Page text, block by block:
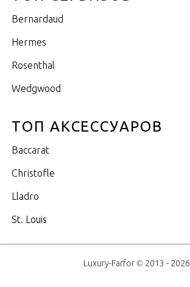
Bernardaud
Hermes
Rosenthal
Wedgwood
ТОП АКСЕССУАРОВ
Baccarat
Christofle
Lladro
St. Louis
Luxury-Farfor © 2013 - 2026